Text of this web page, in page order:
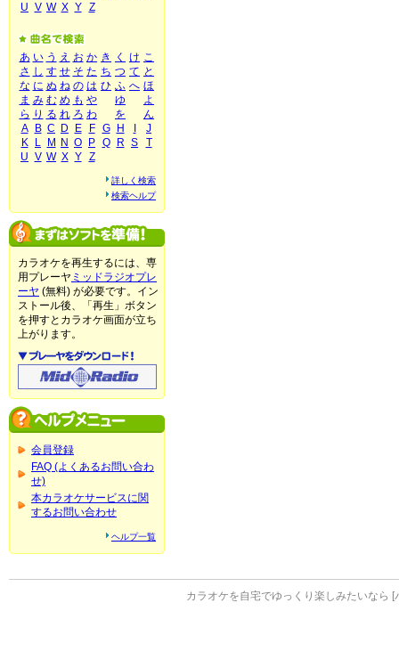
U V W X Y Z
あ い う え お か き く け こ
さ し す せ そ た ち つ て と
な に ぬ ね の は ひ ふ へ ほ
ま み む め も や ゆ
よ
ら り る れ ろ わ を
ん
A
B C D E F G H
J
K
L M N O P Q R S
T
U V W X Y Z
詳しく検索
検索ヘルプ
カラオケを再生するには、専
用プレーヤ ミッドラジオプレ
ーヤ (無料) が必要です。イン
ストール後、「再生」ボタン
を押すとカラオケ画面が立ち
上がります。
会員登録
FAQ (よくあるお問い合わ
せ)
本カラオケサービスに関
するお問い合わせ
ヘルプ一覧
カラオケを自宅でゆっくり楽しみたいなら [